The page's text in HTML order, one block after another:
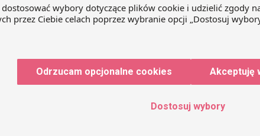
za pomocą e-maila? Postęp
technologiczny przyspieszył w ciągu
ostatnich kilkudziesięciu lat tak
Odrzucam opcjonalne cookies Akceptuję
Dostosuj wybory